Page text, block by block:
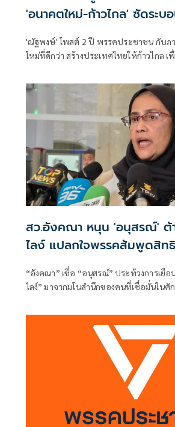
'อนาคตใหม่-ก้าวไกล' ซัดระบอ
'ณัฐพงษ์' โพสต์ 2 ปี พรรคประชาชน กับภ
ใหม่ที่ดีกว่า สร้างประเทศไทยให้ก้าวไกล
สว.อังคณา หนุน 'อนุสรณ์' ต้
ไลง์ แปลกใจพรรคส้มพูดสิท
กลับเงียบ
“อังคณา” เชื่อ “อนุสรณ์” ประท้วงการเยือ
ไลง์” มาจากมโนสำนึกของคนที่เชื่อมั่นในศั